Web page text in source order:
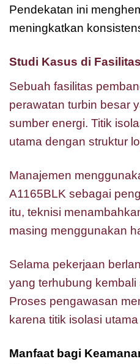
Pendekatan ini
meningkatkan
Studi Kasus di
Sebuah fasilitas
perawatan turbin besar
sumber energi. Titik
utama dengan struktur
Manajemen
A1165BLK sebagai
itu, teknisi
masing menggunakan
Selama pekerjaan
yang terhubung
Proses pengawasan
karena titik isolasi
Manfaat bagi